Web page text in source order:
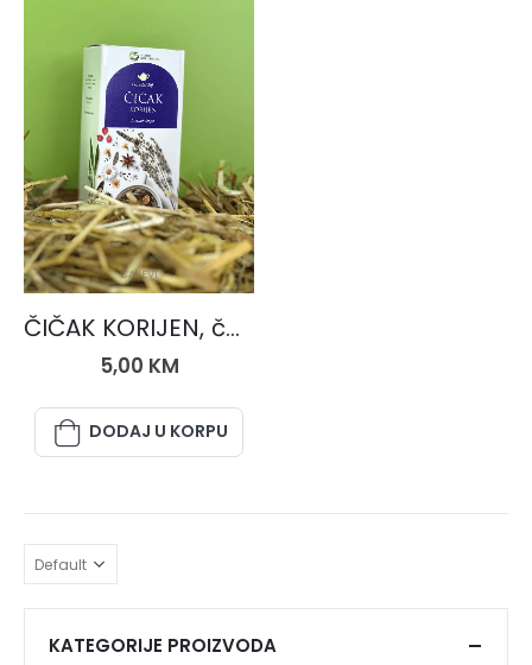
ČAJEVI
ČIČAK KORIJEN, čaj 50 gr.
5,00 KM
DODAJ U KORPU
KATEGORIJE PROIZVODA